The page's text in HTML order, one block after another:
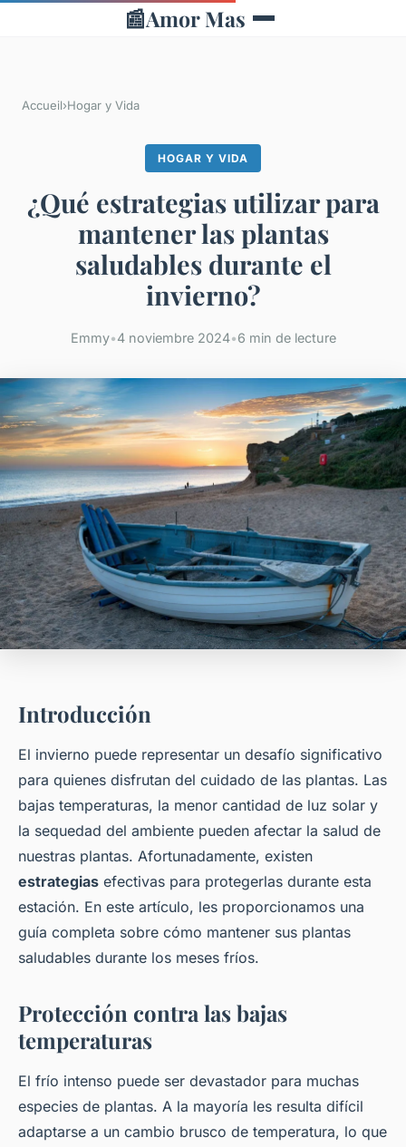
📰Amor Mas
Accueil›Hogar y Vida
HOGAR Y VIDA
¿Qué estrategias utilizar para
mantener las plantas
saludables durante el
invierno?
Emmy•4 noviembre 2024•6 min de lecture
Introducción
El invierno puede representar un desafío significativo
para quienes disfrutan del cuidado de las plantas. Las
bajas temperaturas, la menor cantidad de luz solar y
la sequedad del ambiente pueden afectar la salud de
nuestras plantas. Afortunadamente, existen
estrategias efectivas para protegerlas durante esta
estación. En este artículo, les proporcionamos una
guía completa sobre cómo mantener sus plantas
saludables durante los meses fríos.
Protección contra las bajas
temperaturas
El frío intenso puede ser devastador para muchas
especies de plantas. A la mayoría les resulta difícil
adaptarse a un cambio brusco de temperatura, lo que